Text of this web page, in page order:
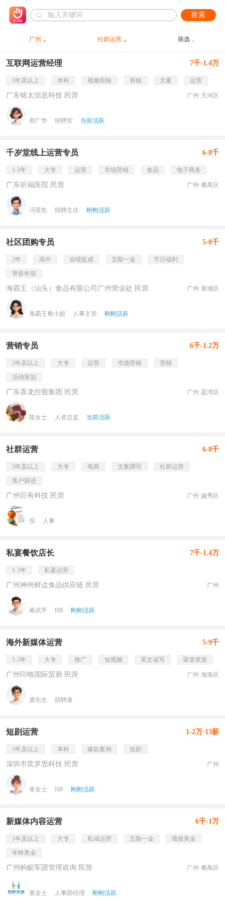
搜索
广州 社群运营 筛选
互联网运营经理 7千-1.4万
3年及以上 本科 视频剪辑 剪辑 文案 运营
广东铭太信息科技 民营 广州·天河区
郑广华 招聘官 当前活跃
千岁堂线上运营专员 6-8千
1-3年 大专 运营 市场营销 食品 电子商务
广东祈福医院 民营 广州·番禺区
冯景乾 招聘主任 刚刚活跃
社区团购专员 5-8千
2年 高中 业绩提成 五险一金
节日福利
带薪年假
海霸王（汕头）食品有限公司广州营业处 民营 广州·黄埔区
海霸王詹小姐 人事主管 刚刚活跃
营销专员 6千-1.2万
3年及以上 大专 运营 市场营销
营销
活动策划
广东喜龙控股集团 民营 广州·荔湾区
陈女士 人资总监 当前活跃
社群运营 6-8千
3年及以上 大专 电商 文案撰写
社群运营
客户跟进
广州巨有科技 民营 广州·越秀区
倪 人事
私宴餐饮店长 7千-1.4万
1-3年 私宴运营
广州神州鲜达食品供应链 民营 广州
蒋武平 HR 刚刚活跃
海外新媒体运营 5-9千
1-3年 大专 推广 短视频 英文读写 渠道资源
广州印格国际贸易 民营 广州·海珠区
龚先生 招聘者
短剧运营 1-2万·13薪
3年及以上 本科 爆款案例 短剧
深圳市奕罗思科技 民营 广州
辜女士 HR 刚刚活跃
新媒体内容运营 6千-1万
1年及以上 大专 私域运营 五险一金
绩效奖金
年终奖金
广州蚂蚁军团管理咨询 民营 广州·番禺区
黄女士 人事部经理 刚刚活跃